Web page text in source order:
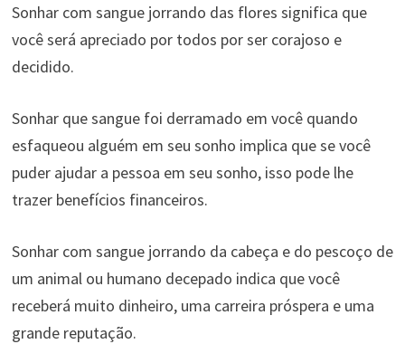
Sonhar com sangue jorrando das flores significa que
você será apreciado por todos por ser corajoso e
decidido.
Sonhar que sangue foi derramado em você quando
esfaqueou alguém em seu sonho implica que se você
puder ajudar a pessoa em seu sonho, isso pode lhe
trazer benefícios financeiros.
Sonhar com sangue jorrando da cabeça e do pescoço de
um animal ou humano decepado indica que você
receberá muito dinheiro, uma carreira próspera e uma
grande reputação.